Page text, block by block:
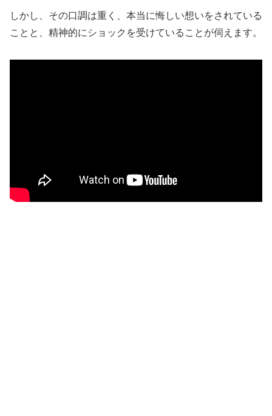
しかし、その口調は重く、本当に悔しい想いをされている
ことと、精神的にショックを受けていることが伺えます。